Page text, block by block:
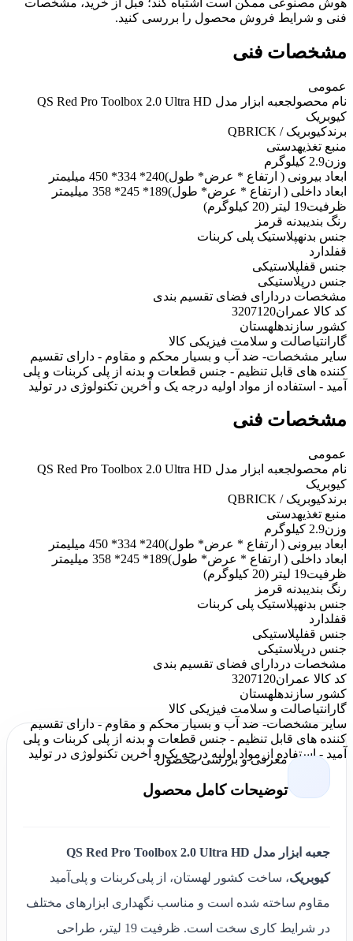
فنی و شرایط فروش محصول را بررسی کنید.
مشخصات فنی
عمومی
نام محصول
جعبه ابزار مدل QS Red Pro Toolbox 2.0 Ultra HD
کیوبریک
برندکیوبریک / QBRICK
منبع تغذیهدستی
وزن2.9 کیلوگرم
ابعاد بیرونی ( ارتفاع * عرض* طول)240* 334* 450 میلیمتر
ابعاد داخلی ( ارتفاع * عرض* طول)189* 245* 358 میلیمتر
ظرفیت19 لیتر (20 کیلوگرم)
رنگ بندیبدنه قرمز
جنس بدنهپلاستیک پلی کربنات
قفلدارد
جنس قفلپلاستیکی
جنس در پلاستیکی
مشخصات در دارای فضای تقسیم بندی
کد کالا عمران3207120
کشور سازندهلهستان
گارانتیاصالت و سلامت فیزیکی کالا
سایر مشخصات- ضد آب و بسیار محکم و مقاوم - دارای تقسیم
کننده های قابل تنظیم - جنس قطعات و بدنه از پلی کربنات و پلی
آمید - استفاده از مواد اولیه درجه یک و آخرین تکنولوژی در تولید
مشخصات فنی
عمومی
نام محصول
جعبه ابزار مدل QS Red Pro Toolbox 2.0 Ultra HD
کیوبریک
برندکیوبریک / QBRICK
منبع تغذیهدستی
وزن2.9 کیلوگرم
ابعاد بیرونی ( ارتفاع * عرض* طول)240* 334* 450 میلیمتر
ابعاد داخلی ( ارتفاع * عرض* طول)189* 245* 358 میلیمتر
ظرفیت19 لیتر (20 کیلوگرم)
رنگ بندیبدنه قرمز
جنس بدنهپلاستیک پلی کربنات
قفلدارد
جنس قفلپلاستیکی
جنس در پلاستیکی
مشخصات در دارای فضای تقسیم بندی
کد کالا عمران3207120
کشور سازندهلهستان
گارانتیاصالت و سلامت فیزیکی کالا
سایر مشخصات- ضد آب و بسیار محکم و مقاوم - دارای تقسیم
کننده های قابل تنظیم - جنس قطعات و بدنه از پلی کربنات و پلی
آمید - استفاده از مواد اولیه درجه یک و آخرین تکنولوژی در تولید
معرفی و بررسی محصول
توضیحات کامل محصول
جعبه ابزار مدل QS Red Pro Toolbox 2.0 Ultra HD
کیوبریک، ساخت کشور لهستان، از پلی‌کربنات و پلی‌آمید
مقاوم ساخته شده است و مناسب نگهداری ابزارهای مختلف
در شرایط کاری سخت است. ظرفیت 19 لیتر، طراحی